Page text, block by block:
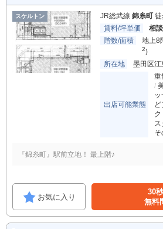
スケルトン JR総武線 錦糸町
賃料/坪単価
相談
階数/面積
地上8
2)
所在地
墨田区江
出店可能業態
重
ど
ク
ス
そ
『錦糸町』駅前立地！ 最上階♪
お気に入り
30
無料